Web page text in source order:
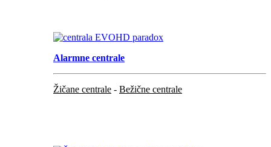
Alarmne centrale
Žičane centrale - Bežične centrale